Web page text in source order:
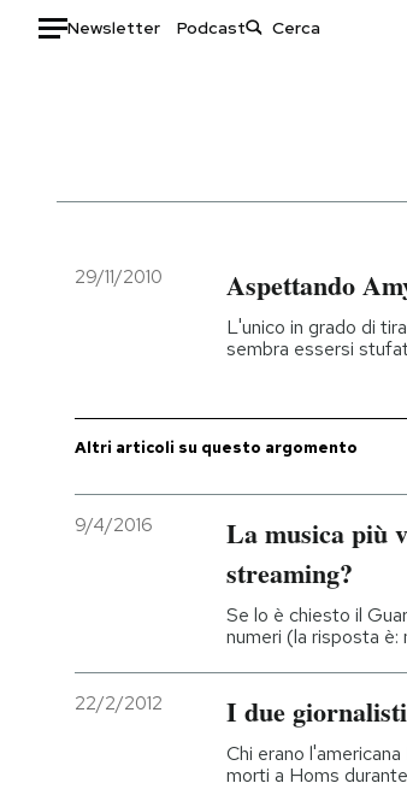
Newsletter Podcast
Italia
Politica
Economia
Moda
Ok Boomer!
Altrecose
NEWSLETTER
29/11/2010 Aspettando
L'unico in grado di
sembra essersi
Altri articoli su questo argomento
9/4/2016
La musica più
streaming?
Se lo è chiesto il
numeri (la risposta
22/2/2012 I due
Chi erano
morti a Homs